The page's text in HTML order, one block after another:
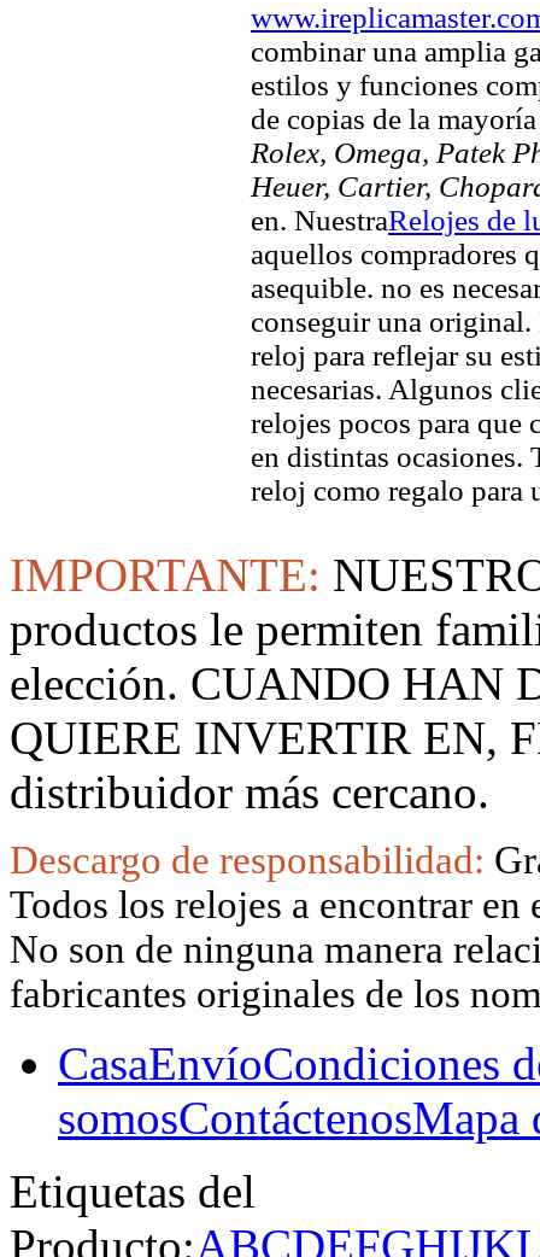
combinar una amplia
estilos y funciones
de copias de la
Rolex, Omega, Patek
Heuer, Cartier,
en. NuestraRelojes de
aquellos compradores
asequible. no es
conseguir una
reloj para reflejar su
necesarias. Algunos
relojes pocos para que
en distintas ocasiones.
reloj como regalo para
IMPORTANTE:
productos le permiten
elección. CUANDO HAN
QUIERE INVERTIR EN,
distribuidor más cercano.
Descargo de responsabilidad:
Todos los relojes a encontrar
No son de ninguna manera
fabricantes originales de los
CasaEnvíoCondiciones
somosContáctenosMapa
Etiquetas del
Producto:ABCDEFGHIJK